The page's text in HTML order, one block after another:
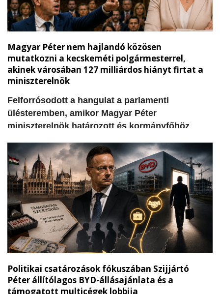
Magyar Péter nem hajlandó közösen
mutatkozni a kecskeméti polgármesterrel,
akinek városában 127 milliárdos hiányt firtat a
miniszterelnök
​Felforrósodott a hangulat a parlamenti
ülésteremben, amikor Magyar Péter
miniszterelnök határozott és kormányfőhöz
kecskeméti önkormányzati és egyetemi pénzek
sorsát. A Tisza Párt miniszterelnöke
felszólalásában közvetlenül az ellenzéki Fidesz
padsorai felé fordulva tette szóvá azokat a
súlyos hiányosságokat és elhallgatott
információkat, amelyek álláspontja szerint a
korábbi helyi vezetés és a fideszes körök
felelősségét bizonyítják.
Politikai csatározások fókuszában Szijjártó
Péter állítólagos BYD-állásajánlata és a
támogatott multicégek lobbija